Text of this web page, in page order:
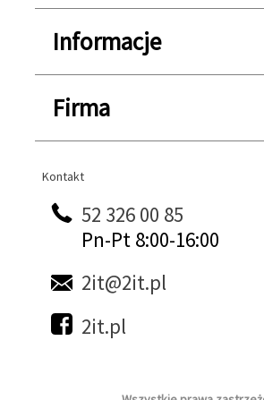
Informacje
Firma
Kontakt
Kontakt
52 326 00 85
Pn-Pt 8:00-16:00
2it@2it.pl
2it.pl